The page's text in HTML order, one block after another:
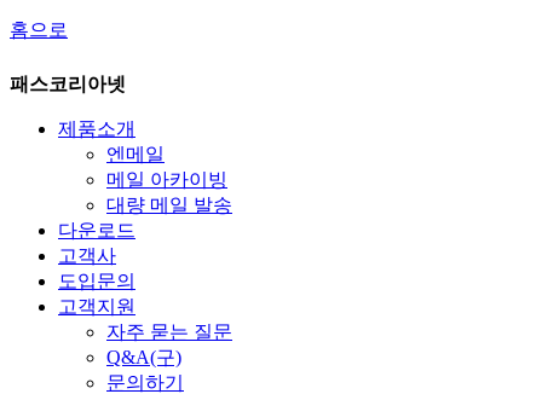
홈으로
패스코리아넷
제품소개
엔메일
메일 아카이빙
대량 메일 발송
다운로드
고객사
도입문의
고객지원
자주 묻는 질문
Q&A(구)
문의하기